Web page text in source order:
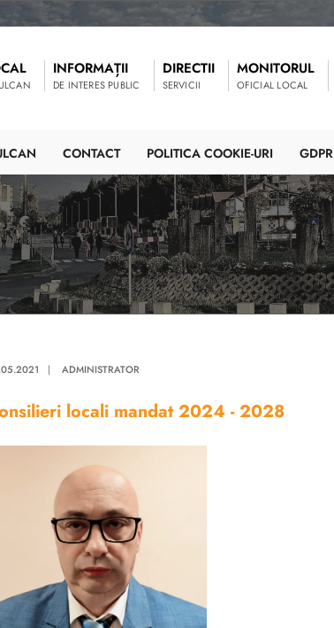
INFORMAȚII
DE INTERES PUBLIC
DIRECTII
SERVICII
MONITORUL
OFICIAL LOCAL
CONTACT POLITICA COOKIE-URI GDPR
| ADMINISTRATOR
locali mandat 2024 - 2028